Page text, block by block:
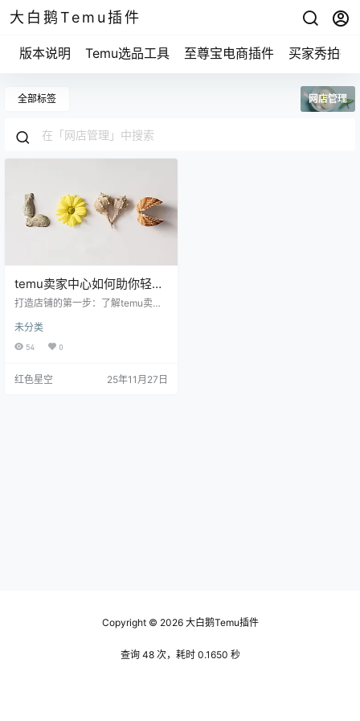
大白鹅Temu插件
版本说明 Temu选品工具 至尊宝电商插件 买家秀拍摄
全部标签 网店管理
temu卖家中心如何助你轻松
打造电商新事业？
打造店铺的第一步：了解temu卖家
网店的控制面板，能帮你打理方方
面面的事。你可以在这里轻松管理
去年刚开始做电商，心里没底，不
未分类
54 0
红色星空 25年11月27日
Copyright © 2026大白鹅Temu插件
查询 48 次，耗时 0.1650 秒